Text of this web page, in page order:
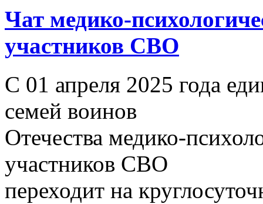
Чат медико-
участников СВО
С 01 апреля 2025 года
семей воинов
Отечества медико-
участников СВО
переходит на